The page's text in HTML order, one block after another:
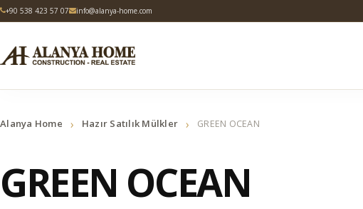
+90 538 423 57 07 info@alanya-home.com
Alanya Home › Hazır Satılık Mülkler › GREEN OCEAN
GREEN OCEAN